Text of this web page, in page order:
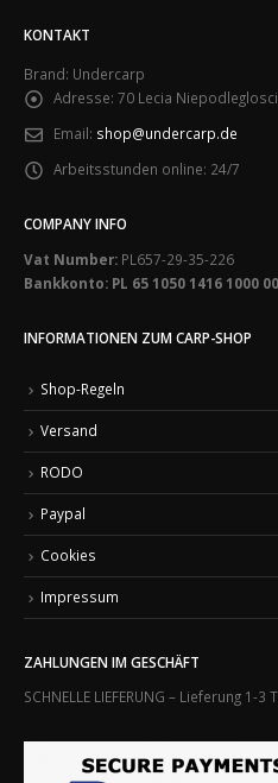
KONTAKT
Brand: Undercarp
Adresse: 70 Lecia
Email: shop@undercarp.de
Arbeitsstunden online: 24/7
COMPANY INFO
Vat Number: PL657-29-35-226
Bankkonto: PL 65 1050 1416 1000
INFORMATIONEN ZUM CARP-SHOP
Shop-Regeln
Versand
RODO
Paypal
Cookies
Impressum
ZAHLUNGEN IM GESCHÄFT
SCHNELLE LIEFERUNG – Lieferung 1-3